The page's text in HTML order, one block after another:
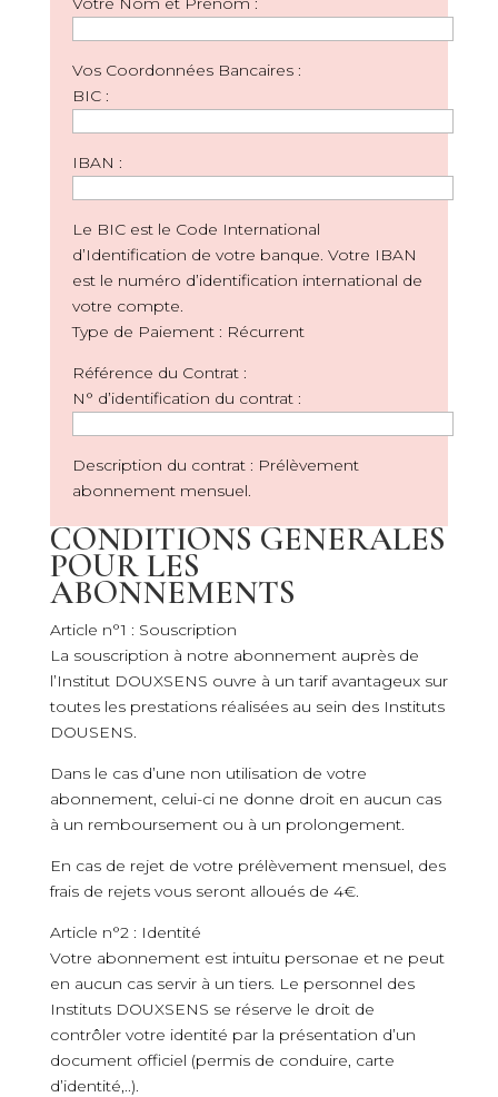
Vos Coordonnées Bancaires :
BIC :
IBAN :
Le BIC est le Code International
d’Identification de votre banque. Votre IBAN
est le numéro d’identification international de
votre compte.
Type de Paiement : Récurrent
Référence du Contrat :
N° d’identification du contrat :
Description du contrat : Prélèvement
abonnement mensuel.
CONDITIONS GENERALES
POUR LES
ABONNEMENTS
Article n°1 : Souscription
La souscription à notre abonnement auprès de
l’Institut DOUXSENS ouvre à un tarif avantageux sur
toutes les prestations réalisées au sein des Instituts
DOUSENS.
Dans le cas d’une non utilisation de votre
abonnement, celui-ci ne donne droit en aucun cas
à un remboursement ou à un prolongement.
En cas de rejet de votre prélèvement mensuel, des
frais de rejets vous seront alloués de 4€.
Article n°2 : Identité
Votre abonnement est intuitu personae et ne peut
en aucun cas servir à un tiers. Le personnel des
Instituts DOUXSENS se réserve le droit de
contrôler votre identité par la présentation d’un
document officiel (permis de conduire, carte
d’identité,..).